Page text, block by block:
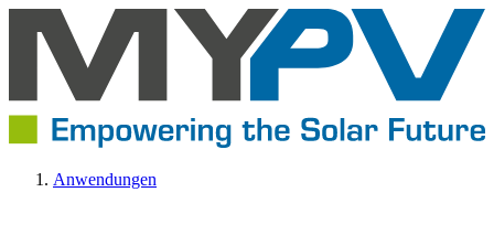
Anwendungen